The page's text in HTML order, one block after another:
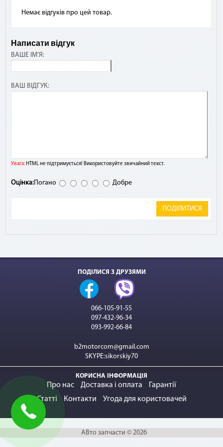
Немає відгуків про цей товар.
Написати відгук
ВАШЕ ІМ'Я:
ВАШ ВІДГУК:
Увага:HTML не підтримується! Використовуйте звичайний текст.
Оцінка:Погано Добре
ПОДІЛИТИСЯ
ПОДІЛИСЯ З ДРУЗЯМИ
066-105-91-55
097-432-96-34
093-992-66-84
b2motorcom@gmail.com
SKYPE:sikorskiy70
КОРИСНА ІНФОРМАЦІЯ
Про нас Доставка і оплата
Гарантії
Статті
Контакти Угода для користовачей
АВто запчасти © 2026